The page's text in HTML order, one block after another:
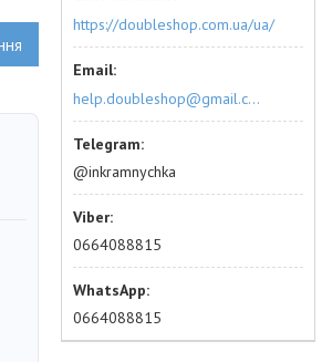
https://doubleshop.com.ua/ua/
help.doubleshop@gmail.com
@inkramnychka
0664088815
0664088815